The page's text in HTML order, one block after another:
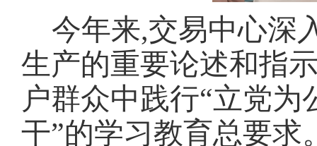
今年来,交易中心深
生产的重要论述和指
户群众中践行“立党为
干”的学习教育总要求